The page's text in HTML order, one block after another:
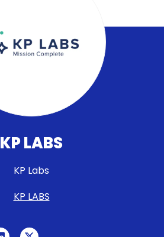
KP LABS
KP Labs
KP LABS